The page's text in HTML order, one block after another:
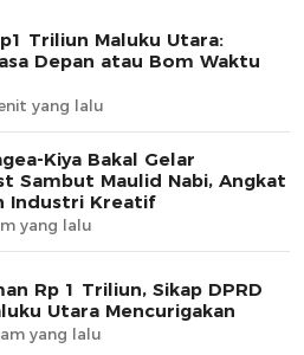
Triliun Maluku Utara:
Depan atau Bom Waktu
yang lalu
Kiya Bakal Gelar
Sambut Maulid Nabi, Angkat
Industri Kreatif
yang lalu
Rp 1 Triliun, Sikap DPRD
Utara Mencurigakan
yang lalu